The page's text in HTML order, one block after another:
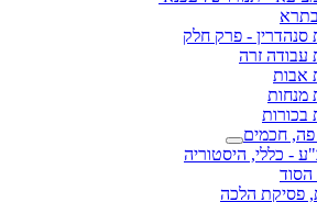
- פרק חלק
עבודה זרה
אבות
מנחות
חכמים
- כללי, היסטוריה
הסוד
פסיקת הלכה